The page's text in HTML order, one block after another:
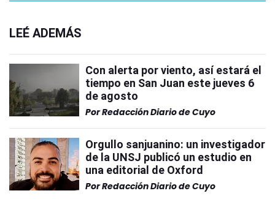
LEÉ ADEMÁS
Con alerta por viento, así estará el
tiempo en San Juan este jueves 6
de agosto
PorRedacción Diario de Cuyo
Orgullo sanjuanino: un investigador
de la UNSJ publicó un estudio en
una editorial de Oxford
PorRedacción Diario de Cuyo